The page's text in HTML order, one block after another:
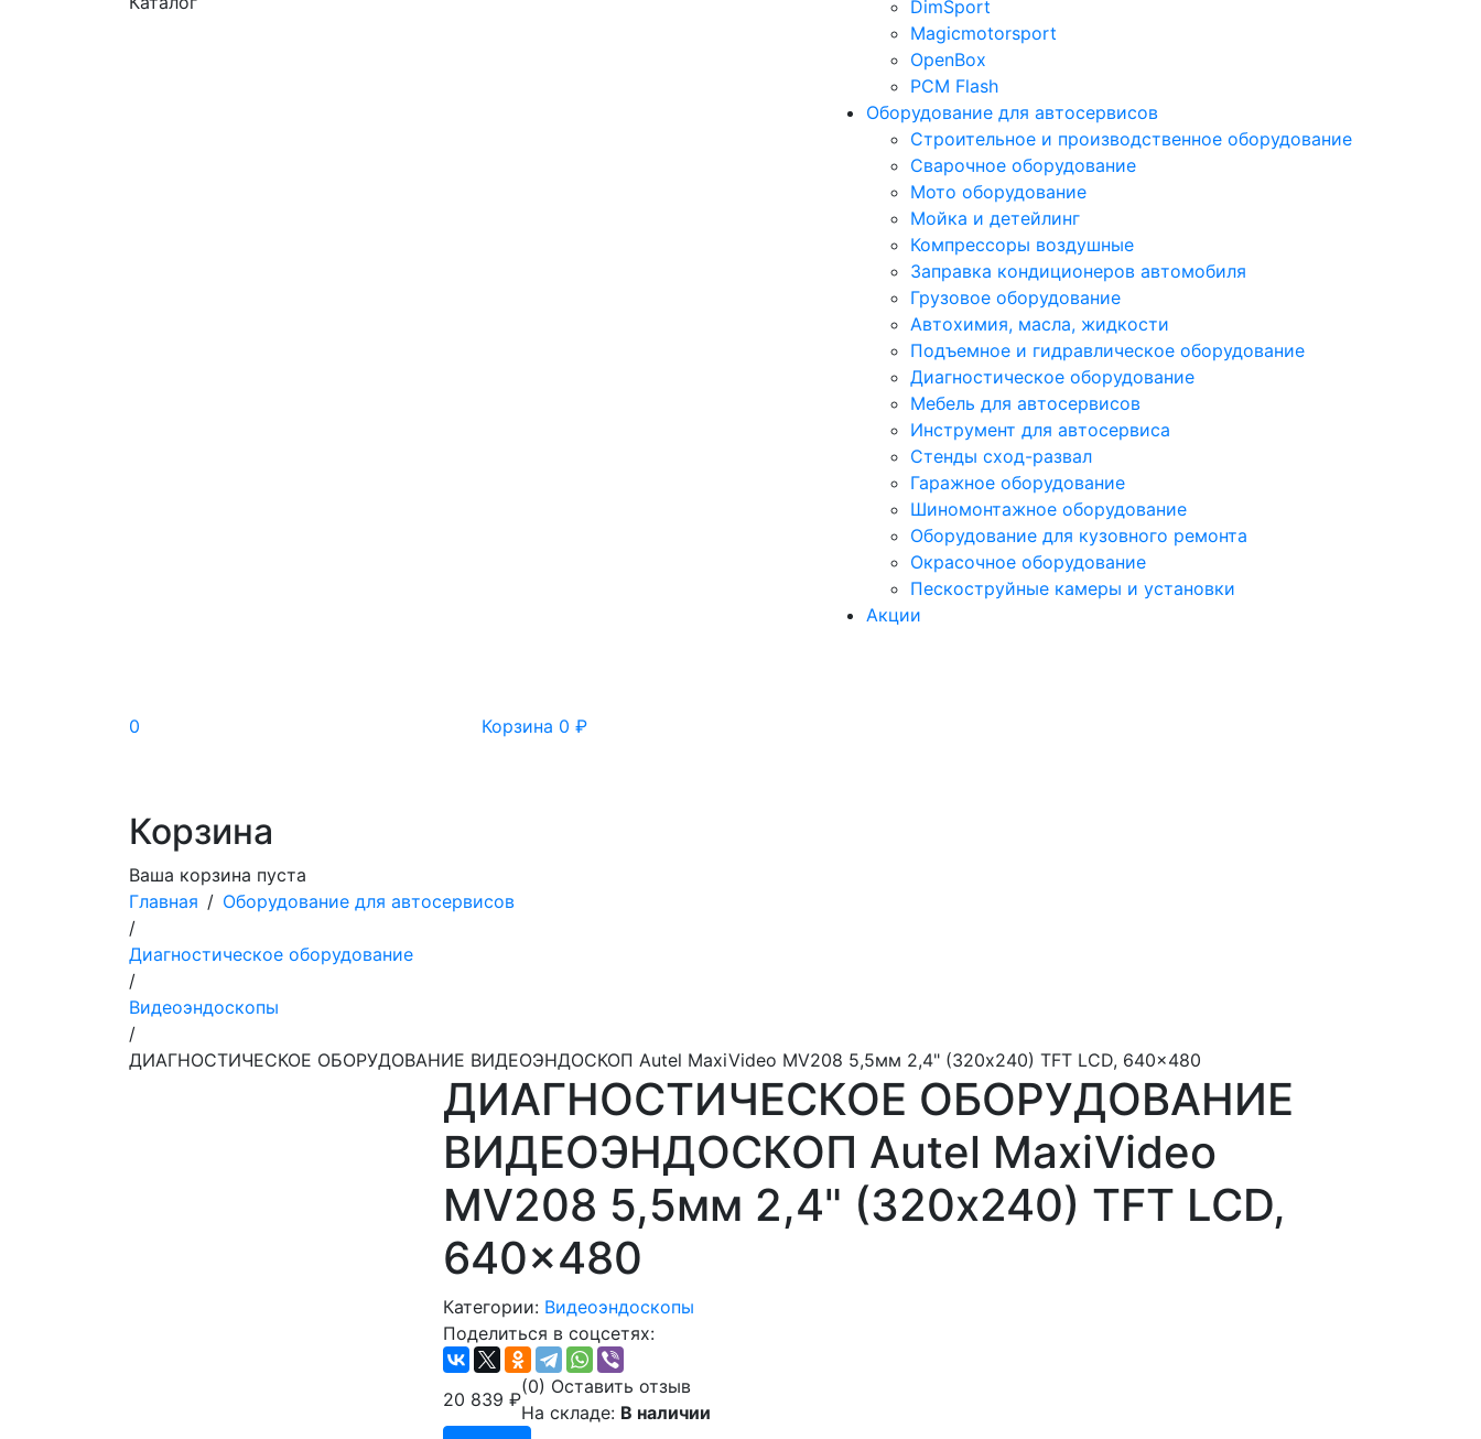
DimSport
Magicmotorsport
OpenBox
PCM Flash
Оборудование для автосервисов
Строительное и производственное оборудование
Сварочное оборудование
Мото оборудование
Мойка и детейлинг
Компрессоры воздушные
Заправка кондиционеров автомобиля
Грузовое оборудование
Автохимия, масла, жидкости
Подъемное и гидравлическое оборудование
Диагностическое оборудование
Мебель для автосервисов
Инструмент для автосервиса
Стенды сход-развал
Гаражное оборудование
Шиномонтажное оборудование
Оборудование для кузовного ремонта
Окрасочное оборудование
Пескоструйные камеры и установки
Акции
0 Корзина 0 ₽
Корзина
Ваша корзина пуста
Главная / Оборудование для автосервисов
/
Диагностическое оборудование
/
Видеоэндоскопы
/
ДИАГНОСТИЧЕСКОЕ ОБОРУДОВАНИЕ ВИДЕОЭНДОСКОП Autel MaxiVideo MV208 5,5мм 2,4" (320х240) TFT LCD, 640x480
ДИАГНОСТИЧЕСКОЕ ОБОРУДОВАНИЕ
ВИДЕОЭНДОСКОП Autel MaxiVideo
MV208 5,5мм 2,4" (320х240) TFT LCD,
640x480
Категории: Видеоэндоскопы
Поделиться в соцсетях:
20 839 ₽
(0) Оставить отзыв
На складе: В наличии